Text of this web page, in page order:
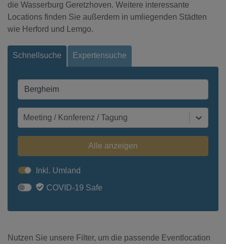
die Wasserburg Geretzhoven. Weitere interessante
Locations finden Sie außerdem in umliegenden Städten
wie Herford und Lemgo.
Schnellsuche Expertensuche
Meeting / Konferenz / Tagung
Alle anzeigen
Inkl. Umland
COVID-19 Safe
Nutzen Sie unsere Filter, um die passende Eventlocation